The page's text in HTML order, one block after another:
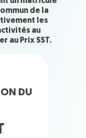
de la
les
au
au Prix SST.
DU